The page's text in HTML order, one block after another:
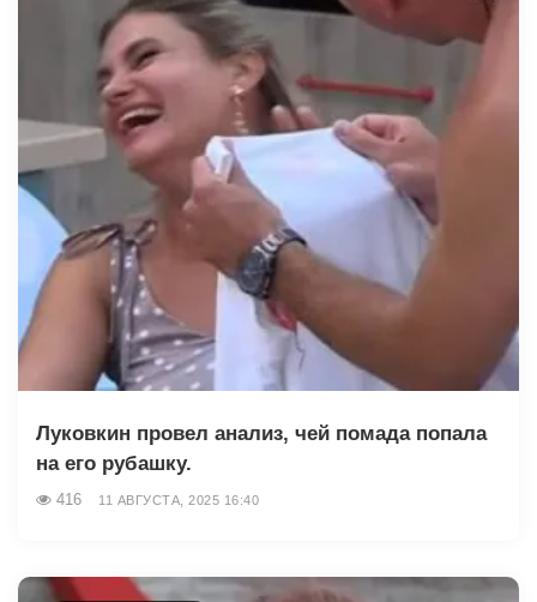
Луковкин провел анализ, чей помада попала
на его рубашку.
416 11 АВГУСТА, 2025 16:40